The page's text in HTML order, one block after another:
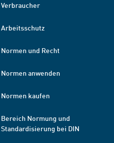
Verbraucher
Arbeitsschutz
Normen und Recht
Normen anwenden
Normen kaufen
Bereich Normung und
Standardisierung bei DIN